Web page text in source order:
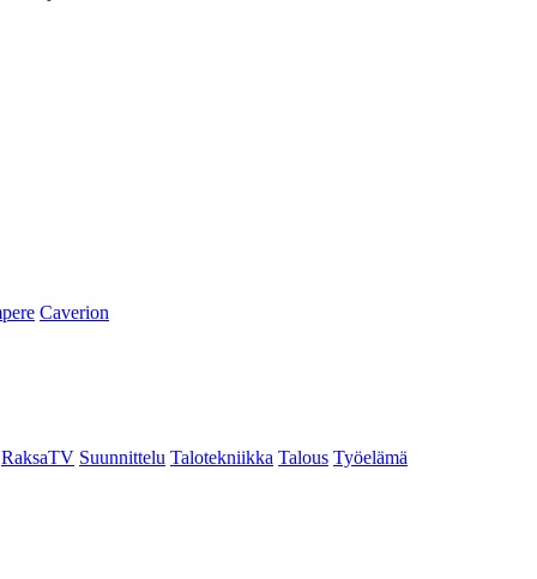
Caverion
RaksaTV Suunnittelu Talotekniikka Talous Työelämä